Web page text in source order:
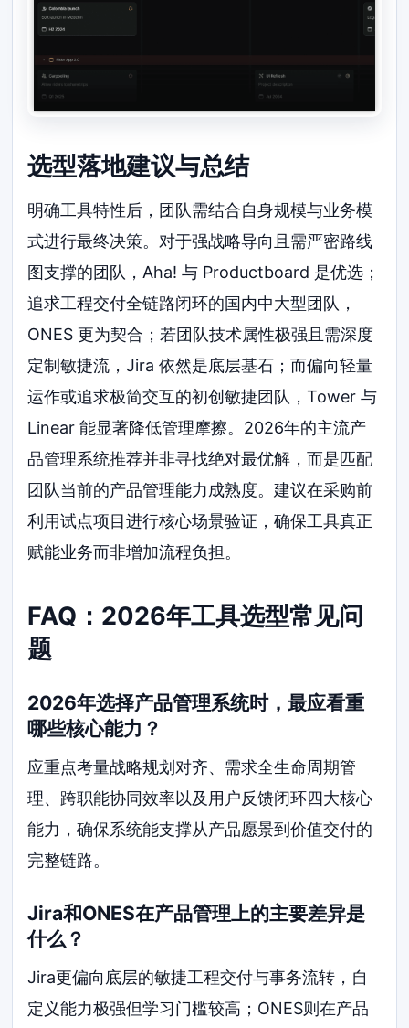
选型落地建议与总结
明确工具特性后，团队需结合自身规模与业务模
式进行最终决策。对于强战略导向且需严密路线
图支撑的团队，Aha! 与 Productboard 是优选；
追求工程交付全链路闭环的国内中大型团队，
ONES 更为契合；若团队技术属性极强且需深度
定制敏捷流，Jira 依然是底层基石；而偏向轻量
运作或追求极简交互的初创敏捷团队，Tower 与
Linear 能显著降低管理摩擦。2026年的主流产
品管理系统推荐并非寻找绝对最优解，而是匹配
团队当前的产品管理能力成熟度。建议在采购前
利用试点项目进行核心场景验证，确保工具真正
赋能业务而非增加流程负担。
FAQ：2026年工具选型常见问
题
2026年选择产品管理系统时，最应看重
哪些核心能力？
应重点考量战略规划对齐、需求全生命周期管
理、跨职能协同效率以及用户反馈闭环四大核心
能力，确保系统能支撑从产品愿景到价值交付的
完整链路。
Jira和ONES在产品管理上的主要差异是
什么？
Jira更偏向底层的敏捷工程交付与事务流转，自
定义能力极强但学习门槛较高；ONES则在产品